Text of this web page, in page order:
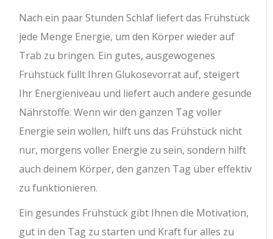
Nach ein paar Stunden Schlaf liefert das Frühstück
jede Menge Energie, um den Körper wieder auf
Trab zu bringen. Ein gutes, ausgewogenes
Frühstück füllt Ihren Glukosevorrat auf, steigert
Ihr Energieniveau und liefert auch andere gesunde
Nährstoffe. Wenn wir den ganzen Tag voller
Energie sein wollen, hilft uns das Frühstück nicht
nur, morgens voller Energie zu sein, sondern hilft
auch deinem Körper, den ganzen Tag über effektiv
zu funktionieren.
Ein gesundes Frühstück gibt Ihnen die Motivation,
gut in den Tag zu starten und Kraft für alles zu